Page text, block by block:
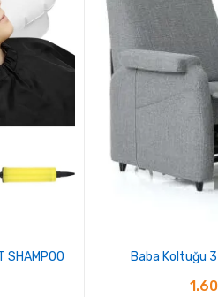
Baba Koltuğu